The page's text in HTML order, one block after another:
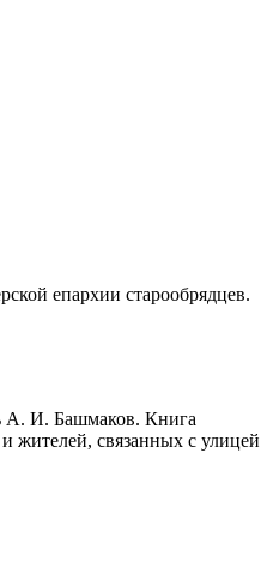
епархии старообрядцев.
А. И. Башмаков. Книга
жителей, связанных с улицей